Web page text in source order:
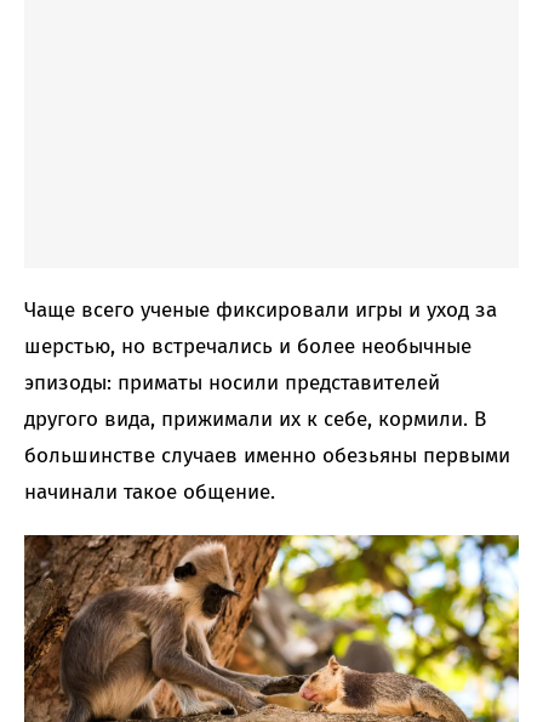
Чаще всего ученые фиксировали игры и уход за
шерстью, но встречались и более необычные
эпизоды: приматы носили представителей
другого вида, прижимали их к себе, кормили. В
большинстве случаев именно обезьяны первыми
начинали такое общение.